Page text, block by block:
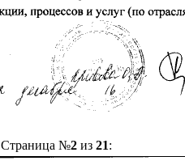
Страница №2из 21: